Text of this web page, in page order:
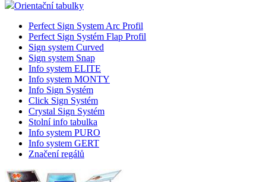
Orientační tabulky
Perfect Sign System Arc Profil
Perfect Sign Systém Flap Profil
Sign system Curved
Sign system Snap
Info system ELITE
Info system MONTY
Info Sign Systém
Click Sign Systém
Crystal Sign Systém
Stolní info tabulka
Info system PURO
Info system GERT
Značení regálů